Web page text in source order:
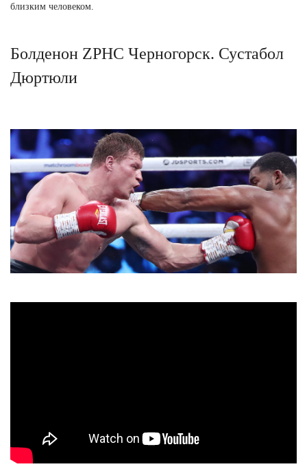
близким человеком.
Болденон ZPHC Черногорск. Сустабол
Дюртюли